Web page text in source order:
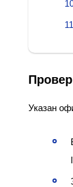
Указан